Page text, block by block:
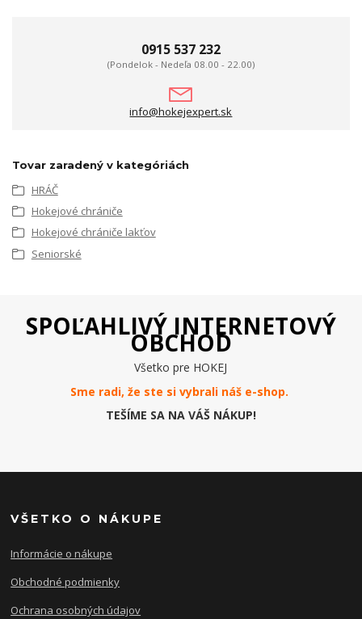
0915 537 232
(Pondelok - Nedeľa 08.00 - 22.00)
info@hokejexpert.sk
Tovar zaradený v kategóriách
HRÁČ
Hokejové chrániče
Hokejové chrániče lakťov
Seniorské
SPOĽAHLIVÝ INTERNETOVÝ
OBCHOD
Všetko pre HOKEJ
Sme radi, že ste si vybrali náš e-shop.
TEŠÍME SA NA VÁŠ NÁKUP!
VŠETKO O NÁKUPE
Informácie o nákupe
Obchodné podmienky
Ochrana osobných údajov